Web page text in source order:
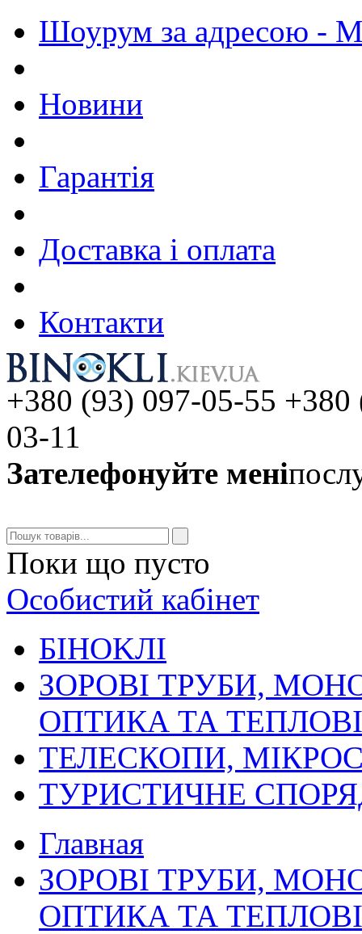
Шоурум за адресою - М.
Новини
Гарантія
Доставка і оплата
Контакти
+380 (93) 097-05-55
03-11
Зателефонуйте мені
Поки що пусто
Особистий кабінет
БIHOKЛI
ЗОРОВІ ТРУБИ,
ОПТИКА ТА
ТЕЛЕСКОПИ,
ТУРИСТИЧНЕ
Главная
ЗОРОВІ ТРУБИ,
ОПТИКА ТА